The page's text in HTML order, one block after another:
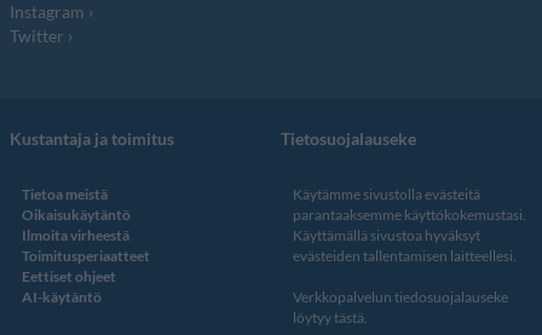
Instagram
Twitter
Kustantaja ja toimitus
Tietoa meistä
Oikaisukäytäntö
Ilmoita virheestä
Toimitusperiaatteet
Eettiset ohjeet
AI-käytäntö
Tietosuojalauseke
Käytämme sivustolla evästeitä
parantaaksemme käyttökokemustasi.
Käyttämällä sivustoa hyväksyt
evästeiden tallentamisen laitteellesi.
Verkkopalvelun tiedosuojalauseke
löytyy tästä.